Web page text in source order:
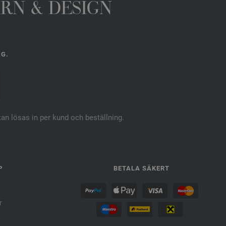
& DESIGN
lösas in per kund och beställning.
BETALA SÄKERT